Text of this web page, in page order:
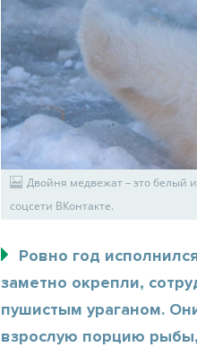
Двойня медвежат – это белый
соцсети ВКонтакте.
Ровно год
заметно окрепли,
пушистым ураганом.
взрослую порцию